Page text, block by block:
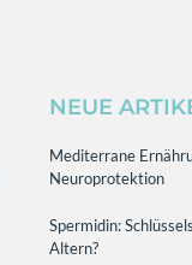
NEUE
Mediterrane
Neuroprotektion
Spermidin:
Altern?